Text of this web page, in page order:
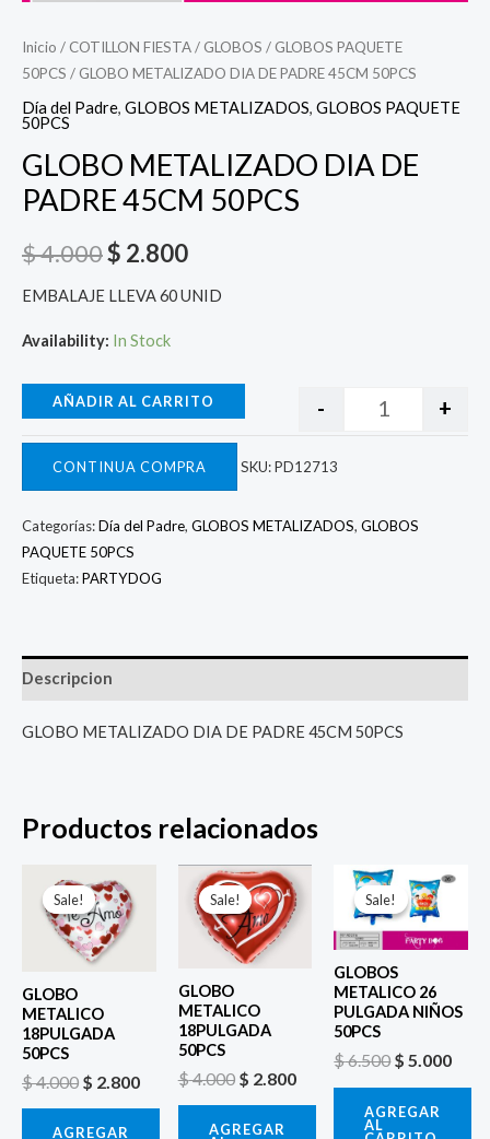
Inicio / COTILLON FIESTA/ GLOBOS / GLOBOS PAQUETE
50PCS / GLOBO METALIZADO DIA DE PADRE 45CM 50PCS
Día del Padre, GLOBOS METALIZADOS, GLOBOS PAQUETE
50PCS
GLOBO METALIZADO DIA DE
PADRE 45CM 50PCS
$4.000$ 2.800
EMBALAJE LLEVA 60 UNID
Availability: In Stock
- +
AÑADIR AL CARRITO
CONTINUA COMPRA SKU:PD12713
Categorías:Día del Padre, GLOBOS METALIZADOS, GLOBOS
PAQUETE 50PCS
Etiqueta:PARTYDOG
Descripcion
GLOBO METALIZADO DIA DE PADRE 45CM 50PCS
Productos relacionados
Sale!
Sale!
GLOBO
METALICO
18PULGADA
50PCS
$4.000
precio
original
era:
$ 4.000.
$ 2.800
AGREGAR
Sale!
Sale!
GLOBO
METALICO
18PULGADA
50PCS
$4.000
El
precio
original
era:
$ 4.000.
$ 2.800
precio
actual
AGREGAR
Sale!
Sale!
GLOBOS
METALICO 26
PULGADA NIÑOS
50PCS
$6.500
El
precio
original
era:
$ 5.000
El
AGREGAR
AL